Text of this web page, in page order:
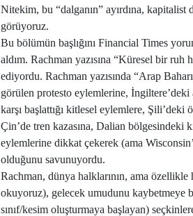
Nitekim, bu “dalganın” ayırdına, kapitalist
görüyoruz.
Bu bölümün başlığını Financial Times
aldım. Rachman yazısına “Küresel bir
ediyordu. Rachman yazısında “Arap
görülen protesto eylemlerine,
karşı başlattığı kitlesel eylemlere,
Çin’de tren kazasına, Dalian bölgesindeki
eylemlerine dikkat çekerek (ama
olduğunu savunuyordu.
Rachman, dünya halklarının, ama özellikle
okuyoruz), gelecek umudunu kaybetmeye
sınıf/kesim oluşturmaya başlayan)